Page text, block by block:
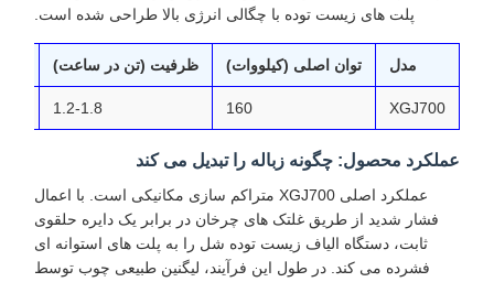
پلت های زیست توده با چگالی انرژی بالا طراحی شده است.
مدل توان اصلی (کیلووات) ظرفیت (تن در ساعت)
XGJ700
160
1.2-1.8
عملکرد محصول: چگونه زباله را تبدیل می کند
عملکرد اصلی XGJ700 متراکم سازی مکانیکی است. با اعمال
فشار شدید از طریق غلتک های چرخان در برابر یک دایره حلقوی
ثابت، دستگاه الیاف زیست توده شل را به پلت های استوانه ای
فشرده می کند. در طول این فرآیند، لیگنین طبیعی چوب توسط